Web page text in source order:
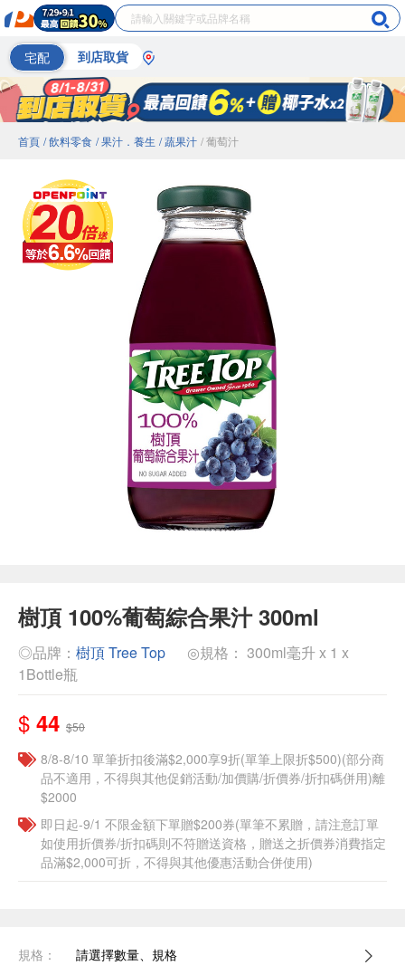
宅配 到店取貨
首頁 / 飲料零食 / 果汁．養生 / 蔬果汁 / 葡萄汁
樹頂 100%葡萄綜合果汁 300ml
◎品牌： 樹頂 Tree Top
◎規格： 300ml毫升 x 1 x
1Bottle瓶
$ 44 $50
8/8-8/10 單筆折扣後滿$2,000享9折(單筆上限折$500)(部分商
品不適用，不得與其他促銷活動/加價購/折價券/折扣碼併用)離
$2000
即日起-9/1 不限金額下單贈$200券(單筆不累贈，請注意訂單
如使用折價券/折扣碼則不符贈送資格，贈送之折價券消費指定
品滿$2,000可折，不得與其他優惠活動合併使用)
規格： 請選擇數量、規格